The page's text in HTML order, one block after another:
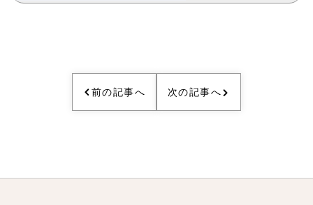
前の記事へ 次の記事へ